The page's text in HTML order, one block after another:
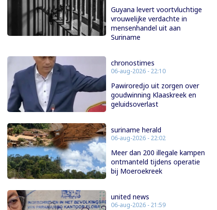
Guyana levert voortvluchtige
vrouwelijke verdachte in
mensenhandel uit aan
Suriname
chronostimes
06-aug-2026 - 22:10
Pawiroredjo uit zorgen over
goudwinning Klaaskreek en
geluidsoverlast
suriname herald
06-aug-2026 - 22:02
Meer dan 200 illegale kampen
ontmanteld tijdens operatie
bij Moeroekreek
united news
06-aug-2026 - 21:59